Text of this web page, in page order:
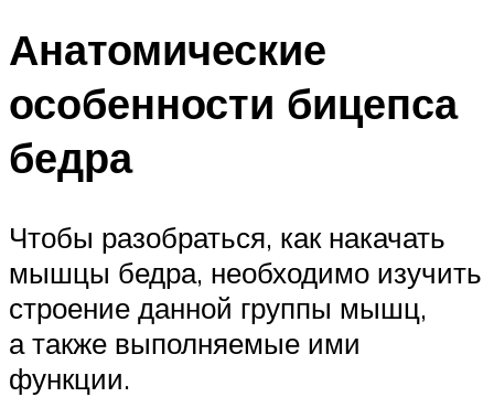
Анатомические
особенности бицепса
бедра
Чтобы разобраться, как накачать
мышцы бедра, необходимо изучить
строение данной группы мышц,
а также выполняемые ими
функции.